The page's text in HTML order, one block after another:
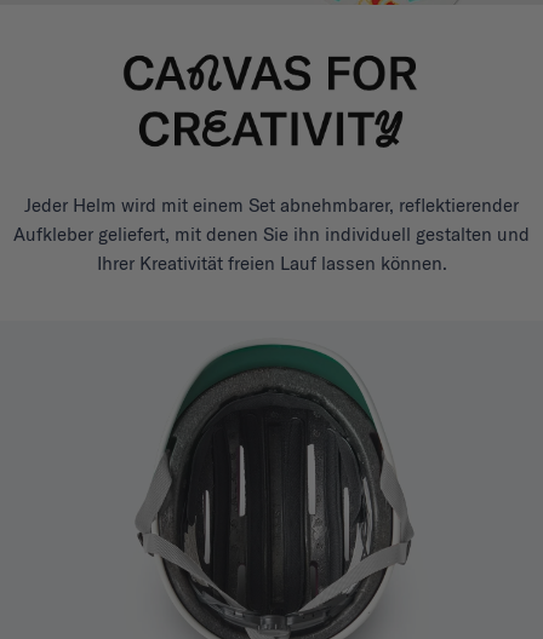
Jeder Helm wird mit einem Set abnehmbarer, reflektierender
Aufkleber geliefert, mit denen Sie ihn individuell gestalten und
Ihrer Kreativität freien Lauf lassen können.